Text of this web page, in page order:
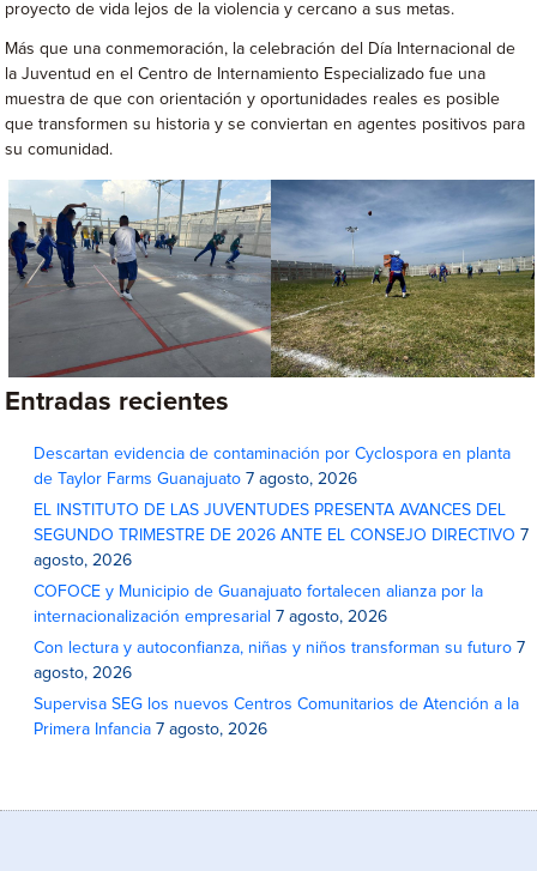
proyecto de vida lejos de la violencia y cercano a sus metas.
Más que una conmemoración, la celebración del Día Internacional de
la Juventud en el Centro de Internamiento Especializado fue una
muestra de que con orientación y oportunidades reales es posible
que transformen su historia y se conviertan en agentes positivos para
su comunidad.
Entradas recientes
Descartan evidencia de contaminación por Cyclospora en planta
de Taylor Farms Guanajuato 7 agosto, 2026
EL INSTITUTO DE LAS JUVENTUDES PRESENTA AVANCES DEL
SEGUNDO TRIMESTRE DE 2026 ANTE EL CONSEJO DIRECTIVO 7
agosto, 2026
COFOCE y Municipio de Guanajuato fortalecen alianza por la
internacionalización empresarial 7 agosto, 2026
Con lectura y autoconfianza, niñas y niños transforman su futuro 7
agosto, 2026
Supervisa SEG los nuevos Centros Comunitarios de Atención a la
Primera Infancia 7 agosto, 2026